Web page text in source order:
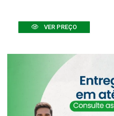
VER PREÇO